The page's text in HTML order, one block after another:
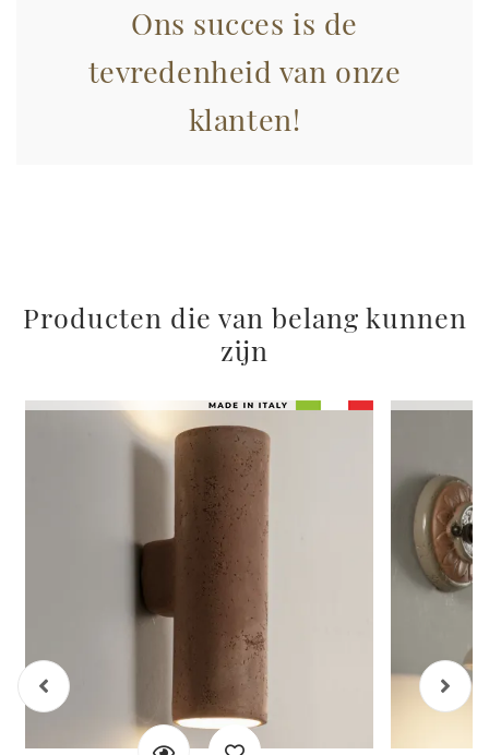
raccolto dal suo utilizzo dei loro servizi.
Ons succes is de
tevredenheid van onze
klanten!
Producten die van belang kunnen
zijn